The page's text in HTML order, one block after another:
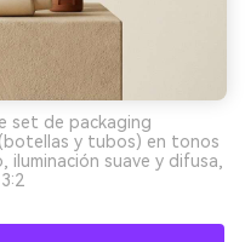
set de packaging
y tubos) en tonos
iluminación suave y difusa,